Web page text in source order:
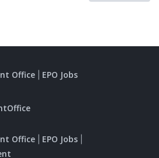
Office EPO Jobs
Office
EPO Jobs